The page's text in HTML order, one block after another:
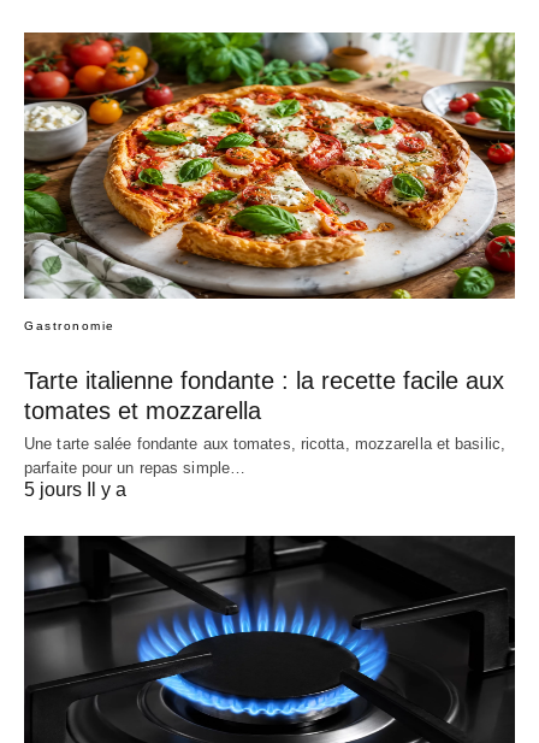
Gastronomie
Tarte italienne fondante : la recette facile aux
tomates et mozzarella
Une tarte salée fondante aux tomates, ricotta, mozzarella et basilic,
parfaite pour un repas simple…
5 jours Il y a